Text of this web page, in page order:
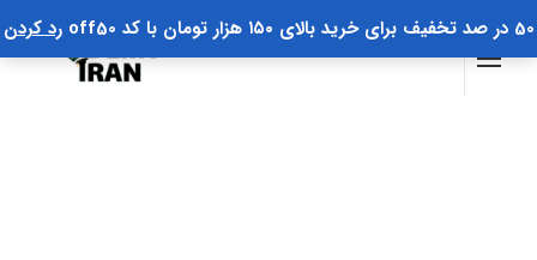
50 در صد تخفیف برای خرید بالای ۱۵۰ هزار تومان با کد off50 رد کردن